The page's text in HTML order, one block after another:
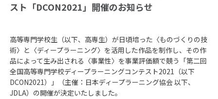
スト「DCON2021」開催のお知らせ
高等専門学校生（以下、高専生）が日頃培った〈ものづくりの技
術〉と〈ディープラーニング〉を活用した作品を制作し、その作
品によって生み出される〈事業性〉を事業評価額で競う「第二回
全国高等専門学校ディープラーニングコンテスト2021（以下
DCON2021）」（主催：日本ディープラーニング協会 以下、
JDLA）の開催が決定いたしました。